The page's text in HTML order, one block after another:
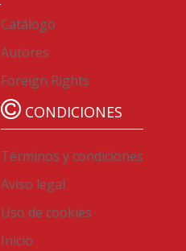
Catálogo
Autores
Foreign Rights
CONDICIONES
Términos y condiciones
Aviso legal
Uso de cookies
Inicio